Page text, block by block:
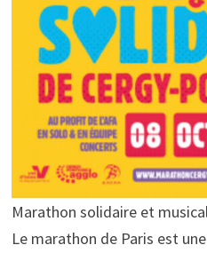
Marathon solidaire et
Le marathon de Paris est